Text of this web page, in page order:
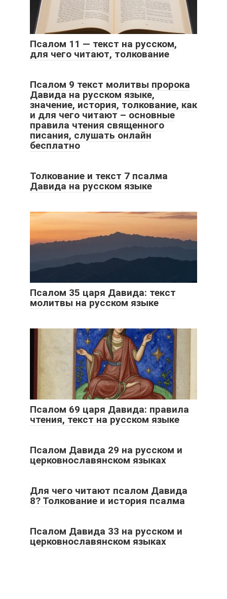
Псалом 11 — текст на русском,
для чего читают, толкование
Псалом 9 текст молитвы пророка
Давида на русском языке,
значение, история, толкование, как
и для чего читают – основные
правила чтения священного
писания, слушать онлайн
бесплатно
Толкование и текст 7 псалма
Давида на русском языке
Псалом 35 царя Давида: текст
молитвы на русском языке
Псалом 69 царя Давида: правила
чтения, текст на русском языке
Псалом Давида 29 на русском и
церковнославянском языках
Для чего читают псалом Давида
8? Толкование и история псалма
Псалом Давида 33 на русском и
церковнославянском языках